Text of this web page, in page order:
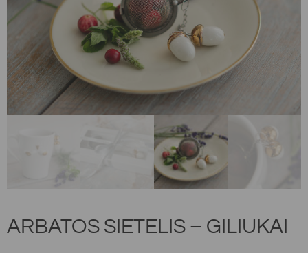
ARBATOS SIETELIS – GILIUKAI